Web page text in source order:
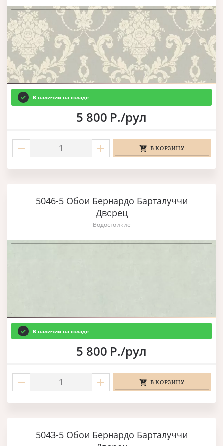
В наличии на складе
5 800 Р./рул
В КОРЗИНУ
5046-5 Обои Бернардо Барталуччи
Дворец
Водостойкие
В наличии на складе
5 800 Р./рул
В КОРЗИНУ
5043-5 Обои Бернардо Барталуччи